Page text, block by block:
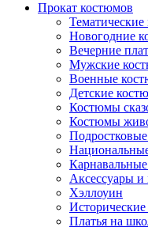
Прокат костюмов
Новогодние
Вечерние
Мужские
Военные
Детские
Костюмы
Костюмы
Аксессуары
Хэллоуин
Платья на